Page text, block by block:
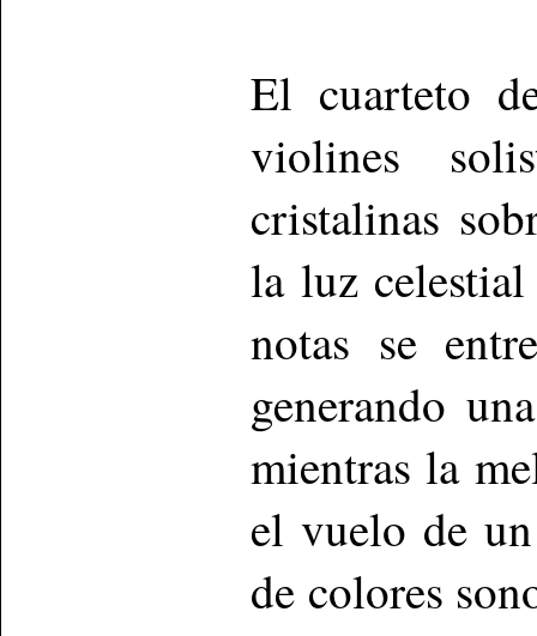
El cuarteto
violines
cristalinas
la luz
notas se
generando
mientras la
el vuelo de
de colores